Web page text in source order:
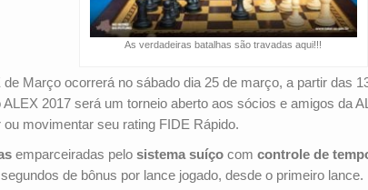
As verdadeiras batalhas são travadas aqui!!!
Março ocorrerá no sábado dia 25 de março, a partir das
ALEX 2017 será um torneio aberto aos sócios e amigos da
ou movimentar seu rating FIDE Rápido.
emparceiradas pelo sistema suíço com controle de
de bônus por lance jogado, desde o primeiro lance.